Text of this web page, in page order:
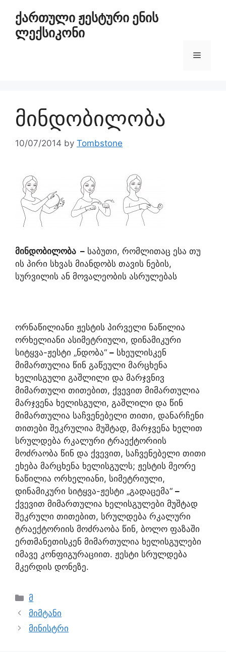
ქართული ჟესტური ენის
ლექსიკონი
მინდობილობა
10/07/2014 by Tombstone
მინდობილობა – საბუთი, რომლითაც ესა თუ
ის პირი სხვას მიანდობს თავის ნების,
სურვილის ან მოვალეობის ასრულებას
ორნაწილიანი ჟესტის პირველი ნაწილია
ორხელიანი ასიმეტრიული, დინამიკური
სიტყვა-ჟესტი „ნდობა“ – სხეულისკენ
მიმართულია წინ გაწეული მარცხენა
ხელისგული გაშლილი და მარჯვნივ
მიმართული თითებით, ქვევით მიმართულია
მარჯვენა ხელისგული, გაშლილი და წინ
მიმართულია საჩვენებელი თითი, დანარჩენი
თითები შეკრულია მუშტად, მარჯვენა ხელით
სრულდება რკალური ტრაექტორიის
მოძრაობა წინ და ქვევით, საჩვენებელი თითი
ეხება მარცხენა ხელისგულს; ჟესტის მეორე
ნაწილია ორხელიანი, სიმეტრიული,
დინამიკური სიტყვა-ჟესტი „გადაცემა“ –
ქვევით მიმართულია ხელისგულები მუშტად
შეკრული თითებით, სრულდება რკალური
ტრაექტორიის მოძრაობა წინ, ბოლო ფაზაში
ერთმანეთისკენ მიმართულია ხელისგულები
იმავე კონფიგურაციით. ჟესტი სრულდება
მკერდის დონეზე.
მ
მიმტანი
მინისტრი